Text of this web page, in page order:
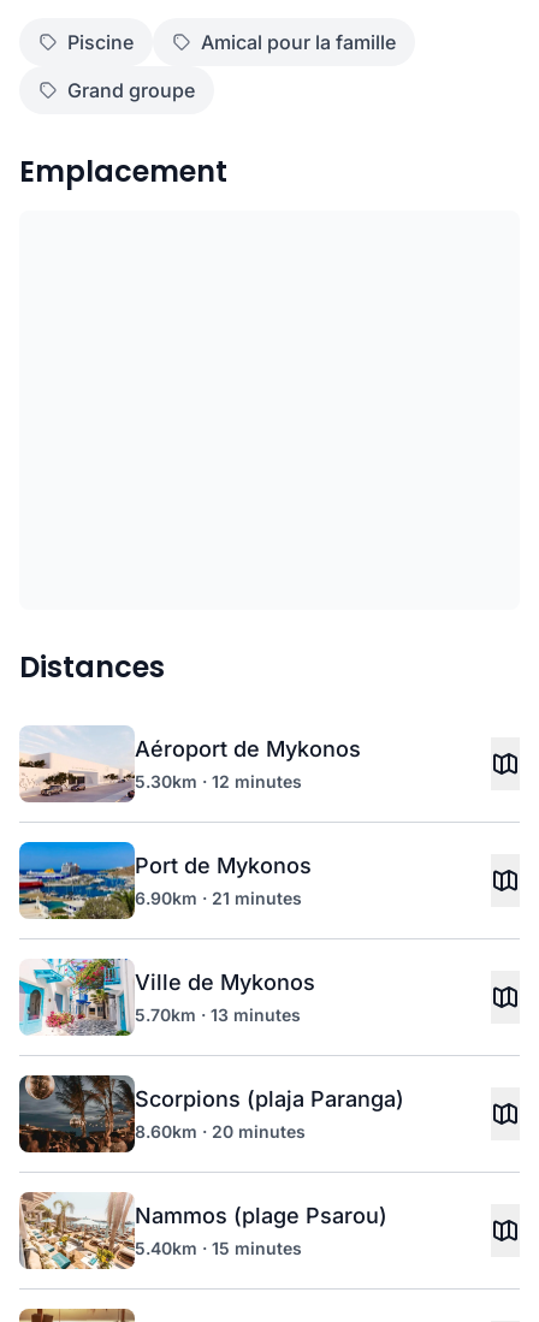
Piscine
Amical pour la famille
Grand groupe
Emplacement
Distances
Aéroport de Mykonos
5.30km · 12 minutes
Port de Mykonos
6.90km · 21 minutes
Ville de Mykonos
5.70km · 13 minutes
Scorpions (plaja Paranga)
8.60km · 20 minutes
Nammos (plage Psarou)
5.40km · 15 minutes